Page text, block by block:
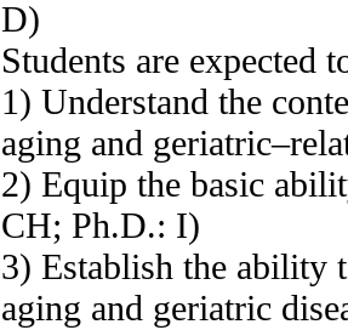
D)
Students are expected
1) Understand the
aging and
2) Equip the basic
CH; Ph.D.: I)
3) Establish the ability
aging and geriatric